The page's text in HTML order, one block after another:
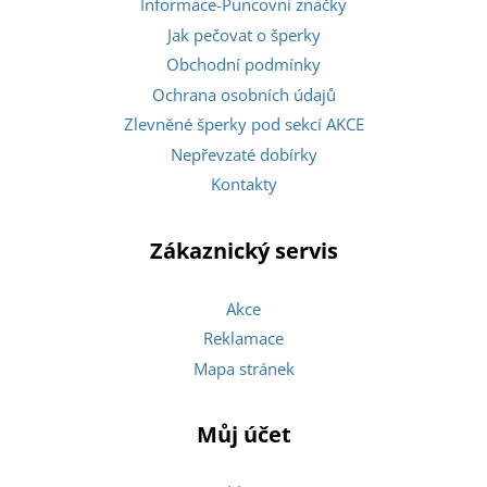
Informace-Puncovní značky
Jak pečovat o šperky
Obchodní podmínky
Ochrana osobních údajů
Zlevněné šperky pod sekcí AKCE
Nepřevzaté dobírky
Kontakty
Zákaznický servis
Akce
Reklamace
Mapa stránek
Můj účet